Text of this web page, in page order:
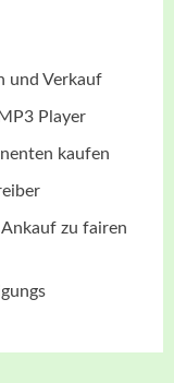
und Verkauf
Player
kaufen
Ankauf zu fairen